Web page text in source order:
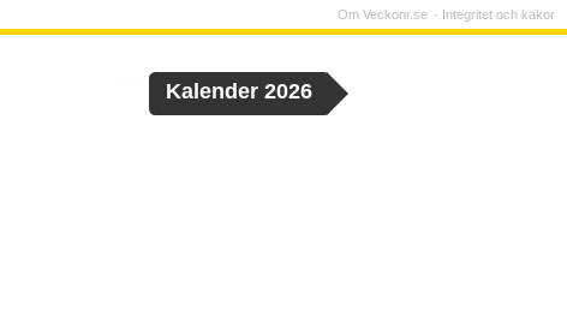
Kalender 2026
Om Veckonr.se Integritet och kakor